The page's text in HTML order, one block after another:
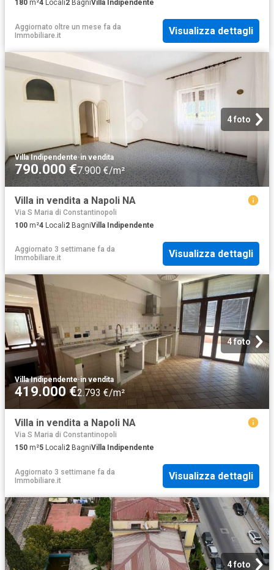
180 m²4 Locali2 BagniVilla Indipendente
Aggiornato oltre un mese fa da
Immobiliare.it
Visualizza dettagli
4 foto
Villa Indipendente·in vendita
790.000 €7.900 €/m²
Villa in vendita a Napoli NA
Via S Maria di Constantinopoli
100 m²4 Locali2 BagniVilla Indipendente
Aggiornato 3 settimane fa da
Immobiliare.it
Visualizza dettagli
4 foto
Villa Indipendente·in vendita
419.000 €2.793 €/m²
Villa in vendita a Napoli NA
Via S Maria di Constantinopoli
150 m²5 Locali2 BagniVilla Indipendente
Aggiornato 3 settimane fa da
Immobiliare.it
Visualizza dettagli
4 foto